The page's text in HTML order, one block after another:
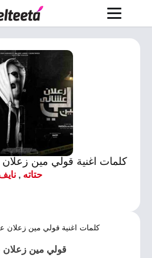
كلمات اغنية قولي مين
حتاته ,
كلمات اغنية قولي مين زعلان
قولي مين